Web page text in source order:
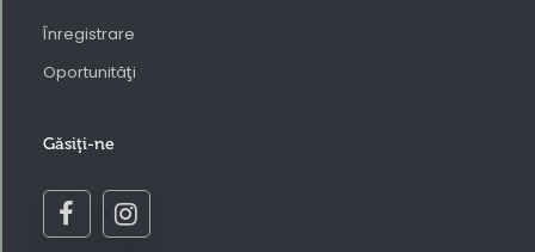
Înregistrare
Oportunităţi
Găsiţi-ne